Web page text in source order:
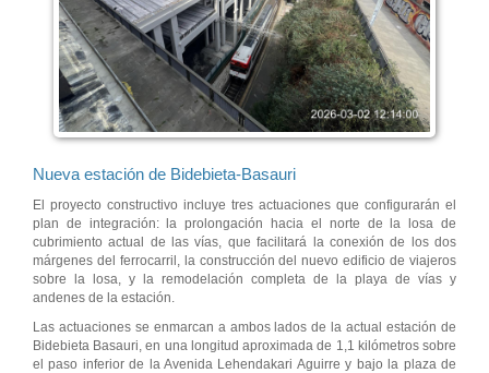
Nueva estación de Bidebieta-Basauri
El proyecto constructivo incluye tres actuaciones que configurarán el
plan de integración: la prolongación hacia el norte de la losa de
cubrimiento actual de las vías, que facilitará la conexión de los dos
márgenes del ferrocarril, la construcción del nuevo edificio de viajeros
sobre la losa, y la remodelación completa de la playa de vías y
andenes de la estación.
Las actuaciones se enmarcan a ambos lados de la actual estación de
Bidebieta Basauri, en una longitud aproximada de 1,1 kilómetros sobre
el paso inferior de la Avenida Lehendakari Aguirre y bajo la plaza de